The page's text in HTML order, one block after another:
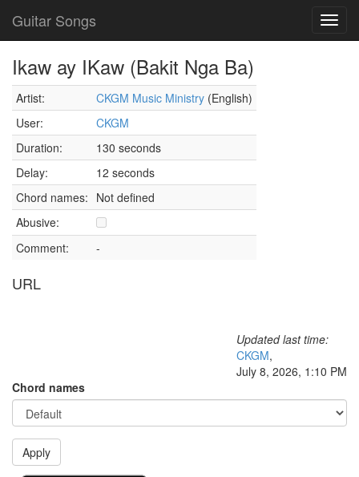
Guitar Songs
Ikaw ay IKaw (Bakit Nga Ba)
Artist: CKGM Music Ministry (English)
User:
CKGM
Duration:
130 seconds
Delay:
12 seconds
Chord names: Not defined
Abusive:
Comment:
-
URL
Updated last time:
CKGM,
July 8, 2026, 1:10 PM
Chord names
Apply